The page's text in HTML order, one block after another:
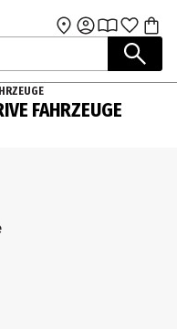
Hauptinhalt
FAHRZEUGE